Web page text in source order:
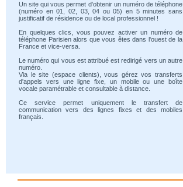
Un site qui vous permet d'obtenir un numéro de téléphone
(numéro en 01, 02, 03, 04 ou 05) en 5 minutes sans
justificatif de résidence ou de local professionnel !
En quelques clics, vous pouvez activer un numéro de
téléphone Parisien alors que vous êtes dans l'ouest de la
France et vice-versa.
Le numéro qui vous est attribué est redirigé vers un autre
numéro.
Via le site (espace clients), vous gérez vos transferts
d'appels vers une ligne fixe, un mobile ou une boîte
vocale paramétrable et consultable à distance.
Ce service permet uniquement le transfert de
communication vers des lignes fixes et des mobiles
français.